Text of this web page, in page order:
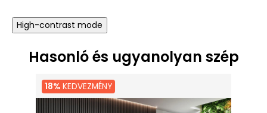
High-contrast mode
Hasonló és ugyanolyan szép
18% KEDVEZMÉNY